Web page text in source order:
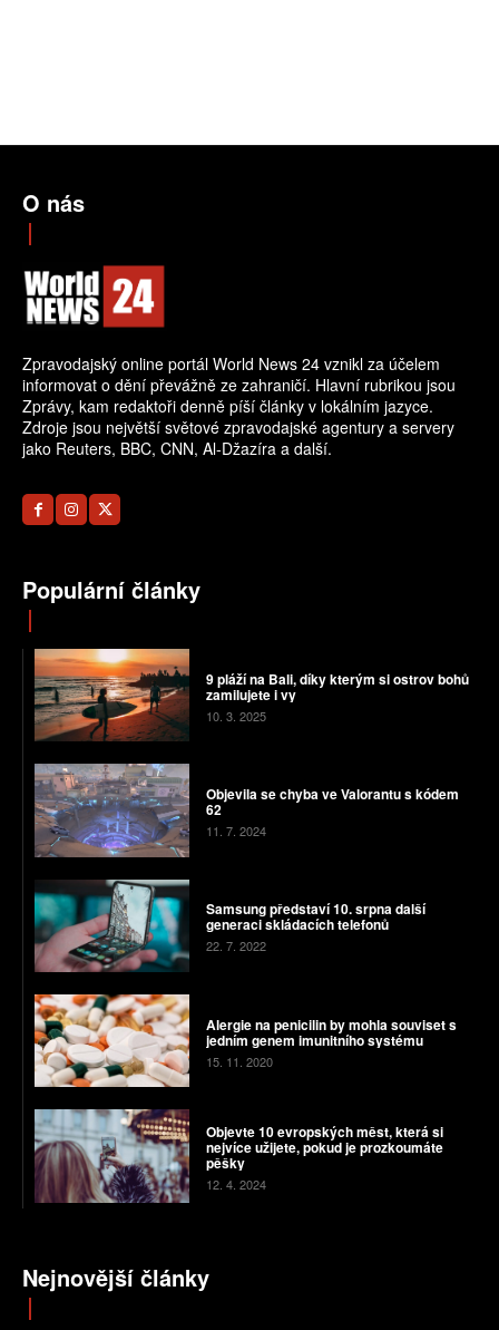
O nás
Zpravodajský online portál World News 24 vznikl za účelem
informovat o dění převážně ze zahraničí. Hlavní rubrikou jsou
Zprávy, kam redaktoři denně píší články v lokálním jazyce.
Zdroje jsou největší světové zpravodajské agentury a servery
jako Reuters, BBC, CNN, Al-Džazíra a další.
Populární články
9 pláží na Bali, díky kterým si ostrov bohů
zamilujete i vy
10. 3. 2025
Objevila se chyba ve Valorantu s kódem
62
11. 7. 2024
Samsung představí 10. srpna další
generaci skládacích telefonů
22. 7. 2022
Alergie na penicilin by mohla souviset s
jedním genem imunitního systému
15. 11. 2020
Objevte 10 evropských měst, která si
nejvíce užijete, pokud je prozkoumáte
pěšky
12. 4. 2024
Nejnovější články